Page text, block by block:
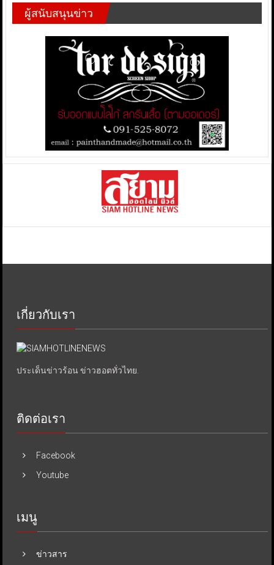
ผู้สนับสนุนข่าว
เกี่ยวกับเรา
ประเด็นข่าวร้อน ข่าวฮอตทั่วไทย.
ติดต่อเรา
Facebook
Youtube
เมนู
ข่าวสาร